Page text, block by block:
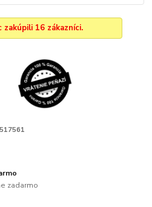
zakúpili 16 zákazníci.
zadarmo